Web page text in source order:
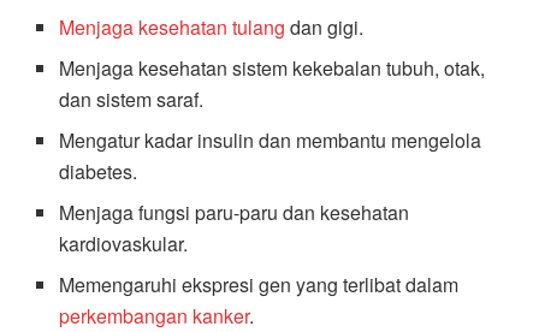
Menjaga kesehatan tulang dan gigi.
Menjaga kesehatan sistem kekebalan tubuh, otak,
dan sistem saraf.
Mengatur kadar insulin dan membantu mengelola
diabetes.
Menjaga fungsi paru-paru dan kesehatan
kardiovaskular.
Memengaruhi ekspresi gen yang terlibat dalam
perkembangan kanker.